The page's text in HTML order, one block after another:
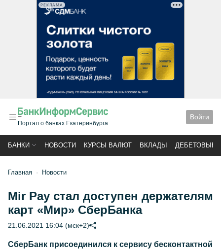
РЕКЛАМА
Портал о банках Екатеринбурга
Войти
БАНКИ НОВОСТИ КУРСЫ ВАЛЮТ ВКЛАДЫ ДЕБЕТОВЫЕ
Главная Новости
Mir Pay стал доступен держателям
карт «Мир» СберБанка
21.06.2021 16:04 (мск+2)
СберБанк присоединился к сервису бесконтактной